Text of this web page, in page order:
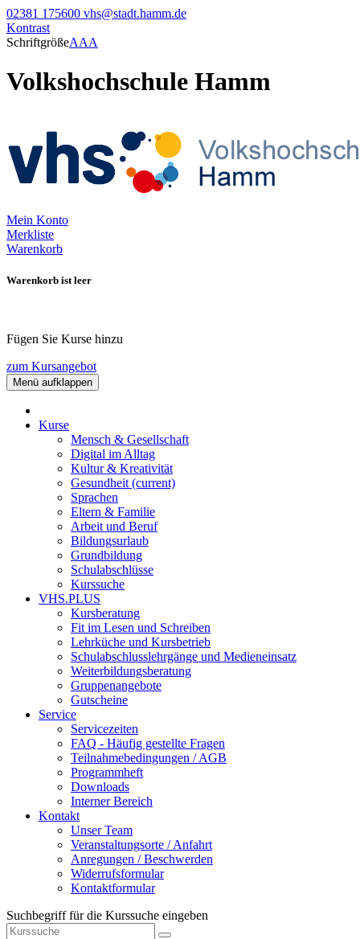
02381 175600 vhs@stadt.hamm.de
Kontrast
SchriftgrößeAAA
Volkshochschule Hamm
Mein Konto
Merkliste
Warenkorb
Warenkorb ist leer
Fügen Sie Kurse hinzu
zum Kursangebot
Menü aufklappen
Kurse
Mensch & Gesellschaft
Digital im Alltag
Kultur & Kreativität
Gesundheit (current)
Sprachen
Eltern & Familie
Arbeit und Beruf
Bildungsurlaub
Grundbildung
Schulabschlüsse
Kurssuche
VHS.PLUS
Kursberatung
Fit im Lesen und Schreiben
Lehrküche und Kursbetrieb
Schulabschlusslehrgänge und Medieneinsatz
Weiterbildungsberatung
Gruppenangebote
Gutscheine
Service
Servicezeiten
FAQ - Häufig gestellte Fragen
Teilnahmebedingungen / AGB
Programmheft
Downloads
Interner Bereich
Kontakt
Unser Team
Veranstaltungsorte / Anfahrt
Anregungen / Beschwerden
Widerrufsformular
Kontaktformular
Suchbegriff für die Kurssuche eingeben